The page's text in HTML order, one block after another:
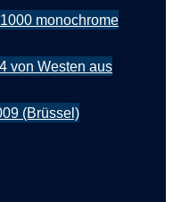
monochrome
von Westen aus
(Brüssel)